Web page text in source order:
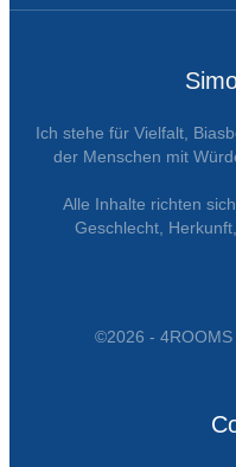
Ich stehe für Vielfalt,
der Menschen mit
Alle Inhalte richten
Geschlecht,
©2026 - 4ROOMS